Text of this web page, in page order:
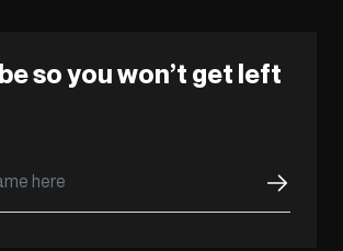
so you won’t get left